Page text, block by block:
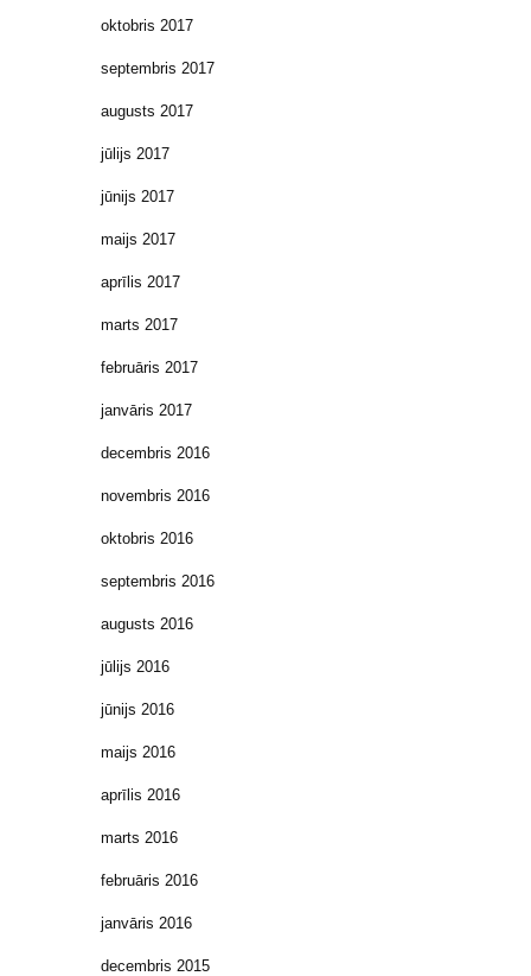
oktobris 2017
septembris 2017
augusts 2017
jūlijs 2017
jūnijs 2017
maijs 2017
aprīlis 2017
marts 2017
februāris 2017
janvāris 2017
decembris 2016
novembris 2016
oktobris 2016
septembris 2016
augusts 2016
jūlijs 2016
jūnijs 2016
maijs 2016
aprīlis 2016
marts 2016
februāris 2016
janvāris 2016
decembris 2015